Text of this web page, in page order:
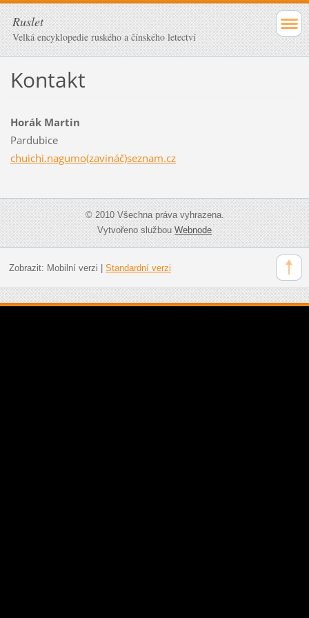
Ruslet
Velká encyklopedie ruského a čínského letectví
Kontakt
Horák Martin
Pardubice
chuichi.nagumo(zavináč)seznam.cz
© 2010 Všechna práva vyhrazena.
Vytvořeno službouWebnode
Zobrazit: Mobilní verzi Standardní verzi